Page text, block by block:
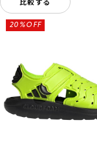
20%OFF